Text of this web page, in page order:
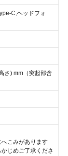
C,ヘッドフォ
さ) mm（突起部含
こみがあります
じめご了承くださ